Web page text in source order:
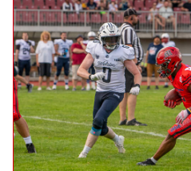
27.06.2026: Marburg